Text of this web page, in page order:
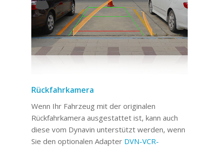
Rückfahrkamera
Wenn Ihr Fahrzeug mit der originalen
Rückfahrkamera ausgestattet ist, kann auch
diese vom Dynavin unterstützt werden, wenn
Sie den optionalen Adapter DVN-VCR-